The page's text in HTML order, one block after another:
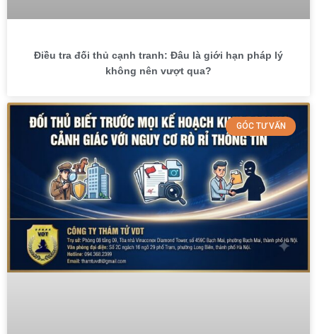
Điều tra đối thủ cạnh tranh: Đâu là giới hạn pháp lý
không nên vượt qua?
GÓC TƯ VẤN